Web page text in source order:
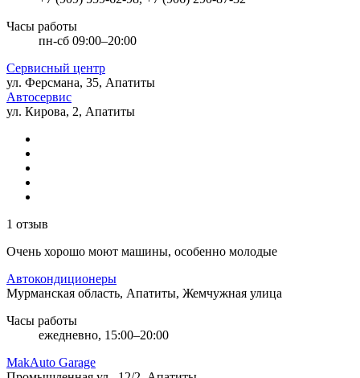
Часы работы
пн-сб 09:00–20:00
Сервисный центр
ул. Ферсмана, 35, Апатиты
Автосервис
ул. Кирова, 2, Апатиты
1 отзыв
Очень хорошо моют машины, особенно молодые
Автокондиционеры
Мурманская область, Апатиты, Жемчужная улица
Часы работы
ежедневно, 15:00–20:00
MakAuto Garage